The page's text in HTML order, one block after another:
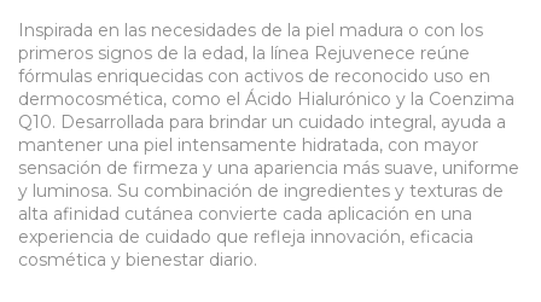
Inspirada en las necesidades de la piel madura o con los
primeros signos de la edad, la línea Rejuvenece reúne
fórmulas enriquecidas con activos de reconocido uso en
dermocosmética, como el Ácido Hialurónico y la Coenzima
Q10. Desarrollada para brindar un cuidado integral, ayuda a
mantener una piel intensamente hidratada, con mayor
sensación de firmeza y una apariencia más suave, uniforme
y luminosa. Su combinación de ingredientes y texturas de
alta afinidad cutánea convierte cada aplicación en una
experiencia de cuidado que refleja innovación, eficacia
cosmética y bienestar diario.